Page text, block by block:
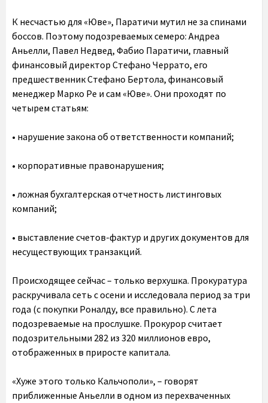
К несчастью для «Юве», Паратичи мутил не за спинами
боссов. Поэтому подозреваемых семеро: Андреа
Аньелли, Павел Недвед, Фабио Паратичи, главный
финансовый директор Стефано Черрато, его
предшественник Стефано Бертола, финансовый
менеджер Марко Ре и сам «Юве». Они проходят по
четырем статьям:
• нарушение закона об ответственности компаний;
• корпоративные правонарушения;
• ложная бухгалтерская отчетность листинговых
компаний;
• выставление счетов-фактур и других документов для
несуществующих транзакций.
Происходящее сейчас – только верхушка. Прокуратура
раскручивала сеть с осени и исследовала период за три
года (с покупки Роналду, все правильно). С лета
подозреваемые на прослушке. Прокурор считает
подозрительными 282 из 320 миллионов евро,
отображенных в приросте капитала.
«Хуже этого только Кальчополи», – говорят
приближенные Аньелли в одном из перехваченных